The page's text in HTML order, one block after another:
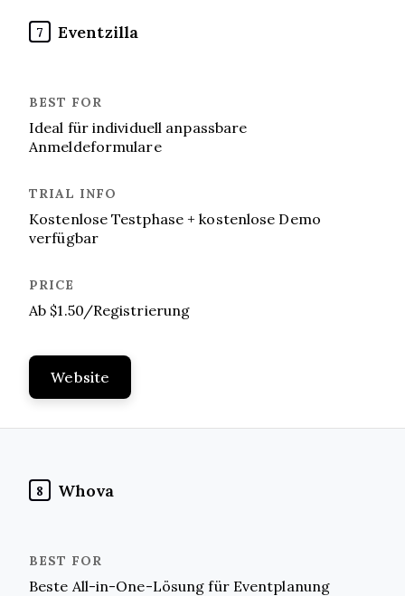
7 Eventzilla
Ideal für individuell anpassbare
Anmeldeformulare
Kostenlose Testphase + kostenlose Demo
verfügbar
Ab $1.50/Registrierung
Website
8 Whova
Beste All-in-One-Lösung für Eventplanung